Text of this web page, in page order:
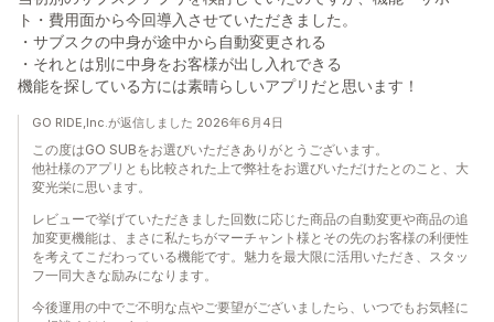
ト・費用面から今回導入させていただきました。
・サブスクの中身が途中から自動変更される
・それとは別に中身をお客様が出し入れできる
機能を探している方には素晴らしいアプリだと思います！
GO RIDE,Inc.が返信しました 2026年6月4日
この度はGO SUBをお選びいただきありがとうございます。
他社様のアプリとも比較された上で弊社をお選びいただけたとのこと、大
変光栄に思います。
レビューで挙げていただきました回数に応じた商品の自動変更や商品の追
加変更機能は、まさに私たちがマーチャント様とその先のお客様の利便性
を考えてこだわっている機能です。魅力を最大限に活用いただき、スタッ
フ一同大きな励みになります。
今後運用の中でご不明な点やご要望がございましたら、いつでもお気軽に